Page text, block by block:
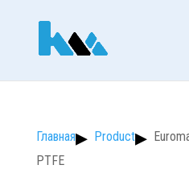
Product
PTFE